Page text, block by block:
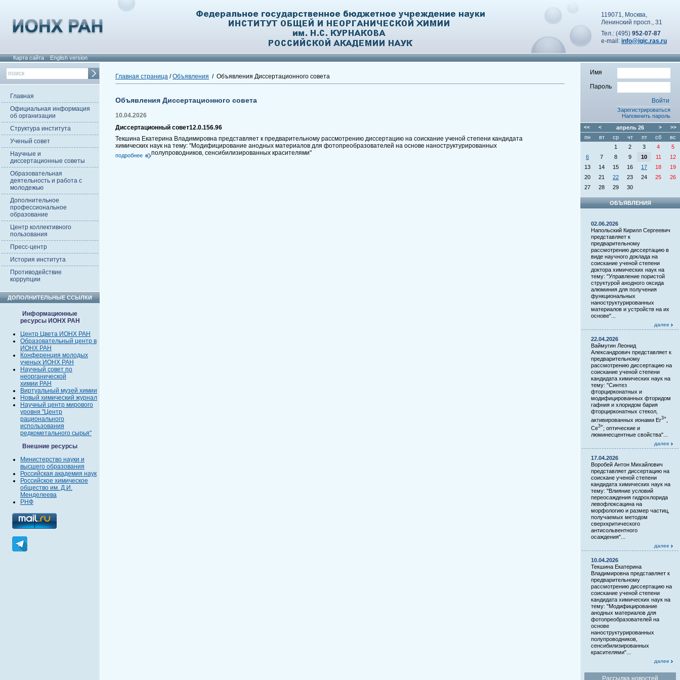
119071, Москва,
Ленинский просп., 31
Тел.: (495) 952-07-87
e-mail: info@igic.ras.ru
Карта сайта English version
Главная
Официальная информация
об организации
Структура института
Ученый совет
Научные и
диссертационные советы
Образовательная
деятельность и работа с
молодежью
Дополнительное
профессиональное
образование
Центр коллективного
пользования
Пресс-центр
История института
Противодействие
коррупции
ДОПОЛНИТЕЛЬНЫЕ ССЫЛКИ
Информационные
ресурсы ИОНХ РАН
Центр Цвета ИОНХ РАН
Образовательный центр в
ИОНХ РАН
Конференция молодых
ученых ИОНХ РАН
Научный совет по
неорганической
химии РАН
Виртуальный музей химии
Новый химический журнал
Научный центр мирового
уровня "Центр
рационального
использования
редкометального сырья"
Внешние ресурсы
Министерство науки и
высшего образования
Российская академия наук
Российское химическое
общество им. Д.И.
Менделеева
РНФ
Главная страница /Объявления / Объявления Диссертационного совета
Объявления Диссертационного совета
10.04.2026
Диссертационный совет12.0.156.96
Текшина Екатерина Владимировна представляет к предварительному рассмотрению диссертацию на соискание ученой степени кандидата
химических наук на тему: "Модифицирование анодных материалов для фотопреобразователей на основе наноструктурированных
полупроводников, сенсибилизированных красителями"
подробнее
Имя
Пароль
Зарегистрироваться
Напомнить пароль
<< < апрель 26 > >>
пн вт ср чт пт сб
вс
1
2 3 4
5
6
7 8 9 10 11
12
13
14 15 16 17 18
19
20
21 22 23 24 25
26
27
28 29 30
ОБЪЯВЛЕНИЯ
02.06.2026
Напольский Кирилл Сергеевич
представляет к
предварительному
рассмотрению диссертацию в
виде научного доклада на
соискание ученой степени
доктора химических наук на
тему: "Управление пористой
структурой анодного оксида
алюминия для получения
функциональных
наноструктурированных
материалов и устройств на их
основе"...
далее
22.04.2026
Ваймугин Леонид
Александрович представляет к
предварительному
рассмотрению диссертацию на
соискание ученой степени
кандидата химических наук на
тему: "Синтез
фторцирконатных и
модифицированных фторидом
гафния и хлоридом бария
фторцирконатных стекол,
активированных ионами Er3+
Ce3+; оптические и
люминесцентные свойства"...
далее
17.04.2026
Воробей Антон Михайлович
представляет диссертацию на
соискане ученой степени
кандидата химических наук на
тему: "Влияние условий
переосаждения гидрохлорида
левофлоксацина на
морфологию и размер частиц,
получаемых методом
сверхкритического
антисольвентного
осаждения"...
далее
10.04.2026
Текшина Екатерина
Владимировна представляет к
предварительному
рассмотрению диссертацию на
соискание ученой степени
кандидата химических наук на
тему: "Модифицирование
анодных материалов для
фотопреобразователей на
основе
наноструктурированных
полупроводников,
сенсибилизированных
красителями"...
далее